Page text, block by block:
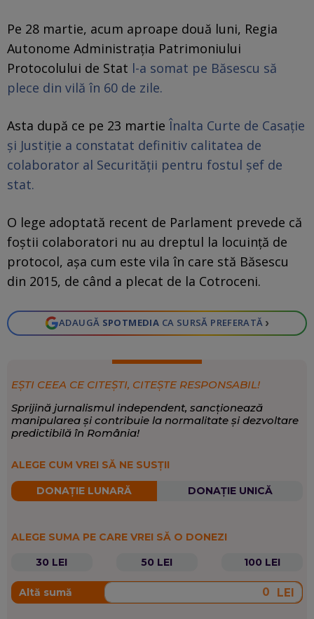
Pe 28 martie, acum aproape două luni, Regia
Autonome Administrația Patrimoniului
Protocolului de Stat l-a somat pe Băsescu să
plece din vilă în 60 de zile.
Asta după ce pe 23 martie Înalta Curte de Casație
și Justiție a constatat definitiv calitatea de
colaborator al Securității pentru fostul șef de
stat.
O lege adoptată recent de Parlament prevede că
foştii colaboratori nu au dreptul la locuinţă de
protocol, aşa cum este vila în care stă Băsescu
din 2015, de când a plecat de la Cotroceni.
ADAUGĂ SPOTMEDIA CA SURSĂ PREFERATĂ ›
EȘTI CEEA CE CITEȘTI, CITEȘTE RESPONSABIL!
Sprijină jurnalismul independent, sancționează
manipularea și contribuie la normalitate și dezvoltare
predictibilă în România!
ALEGE CUM VREI SĂ NE SUSȚII
DONAȚIE LUNARĂ DONAȚIE UNICĂ
ALEGE SUMA PE CARE VREI SĂ O DONEZI
30 LEI
50 LEI 100 LEI
Altă sumă LEI